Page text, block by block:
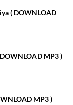
( DOWNLOAD
MP3 )
MP3 )